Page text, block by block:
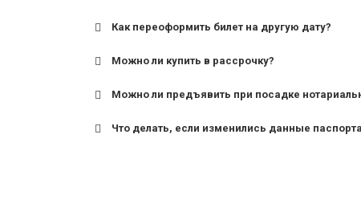
Как переоформить билет на другую дату?
Можно ли купить в рассрочку?
Можно ли предъявить при посадке
Что делать, если изменились данные